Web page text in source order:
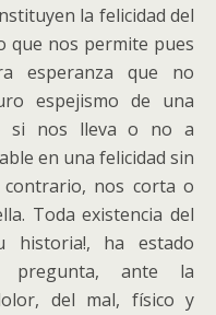
la felicidad del
que nos permite pues
esperanza que no
espejismo de una
si nos lleva o no a
en una felicidad sin
nos corta o
Toda existencia del
historia!, ha estado
pregunta, ante la
del mal, físico y